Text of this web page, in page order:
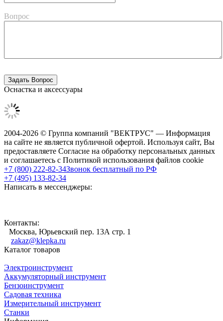
Вопрос
Оснастка и аксессуары
2004-2026 © Группа компаний "ВЕКТРУС" — Информация
на сайте не является публичной офертой. Используя сайт, Вы
предоставляете Согласие на обработку персональных данных
и соглашаетесь с Политикой использования файлов cookie
+7 (800) 222-82-34Звонок бесплатный по РФ
+7 (495) 133-82-34
Написать в мессенджеры:
Контакты:
Москва, Юрьевский пер. 13А стр. 1
zakaz@klepka.ru
Каталог товаров
Электроинструмент
Аккумуляторный инструмент
Бензоинструмент
Садовая техника
Измерительный инструмент
Станки